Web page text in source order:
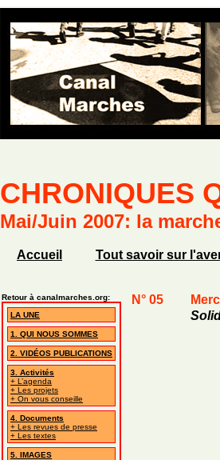
CHRONIQUES
Mai/Juin 2007: la
Accueil Tout savoir sur
Retour à canalmarches.org:
LA UNE
1. QUI NOUS SOMMES
2. VIDÉOS PUBLICATIONS
3. Activités
+ L’agenda
+ Les projets
+ On vous conseille
4. Documents
+ Les revues de presse
+ Les textes
5. IMAGES
N° 05